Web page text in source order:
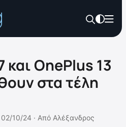
OnePlus 13
στα τέλη
10/24 · Από Αλέξανδρος